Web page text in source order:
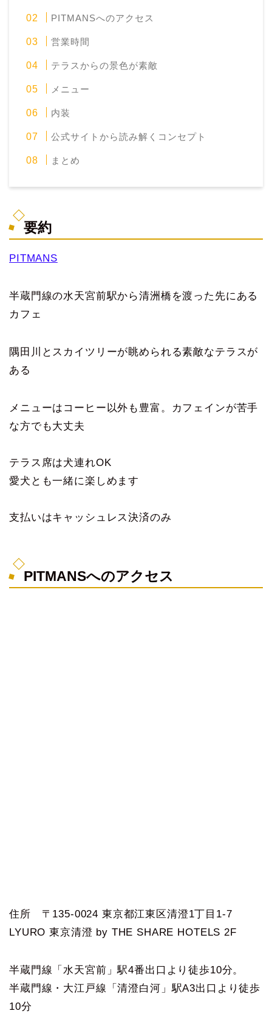
PITMANSへのアクセス
営業時間
テラスからの景色が素敵
メニュー
内装
公式サイトから読み解くコンセプト
まとめ
要約
PITMANS
半蔵門線の水天宮前駅から清洲橋を渡った先にある
カフェ
隅田川とスカイツリーが眺められる素敵なテラスが
ある
メニューはコーヒー以外も豊富。カフェインが苦手
な方でも大丈夫
テラス席は犬連れOK
愛犬とも一緒に楽しめます
支払いはキャッシュレス決済のみ
PITMANSへのアクセス
住所 〒135-0024 東京都江東区清澄1丁目1-7
LYURO 東京清澄 by THE SHARE HOTELS 2F
半蔵門線「水天宮前」駅4番出口より徒歩10分。
半蔵門線・大江戸線「清澄白河」駅A3出口より徒歩
10分